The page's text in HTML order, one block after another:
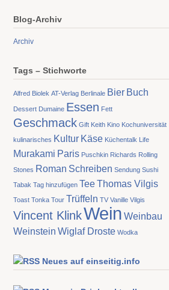
Blog-Archiv
Archiv
Tags – Stichworte
Alfred Biolek AT-Verlag Berlinale Bier Buch
Dessert Dumaine Essen Fett
Geschmack Gift Keith Kino Kochuniversität
kulinarisches Kultur Käse Küchentalk Life
Murakami Paris Puschkin Richards Rolling
Stones Roman Schreiben Sendung Sushi
Tabak Tag hinzufügen TeeThomas Vilgis
Toast Tonka Tour Trüffeln TV Vanille Vilgis
Vincent KlinkWein Weinbau
Weinstein Wiglaf Droste Wodka
Neues auf einseitig.info